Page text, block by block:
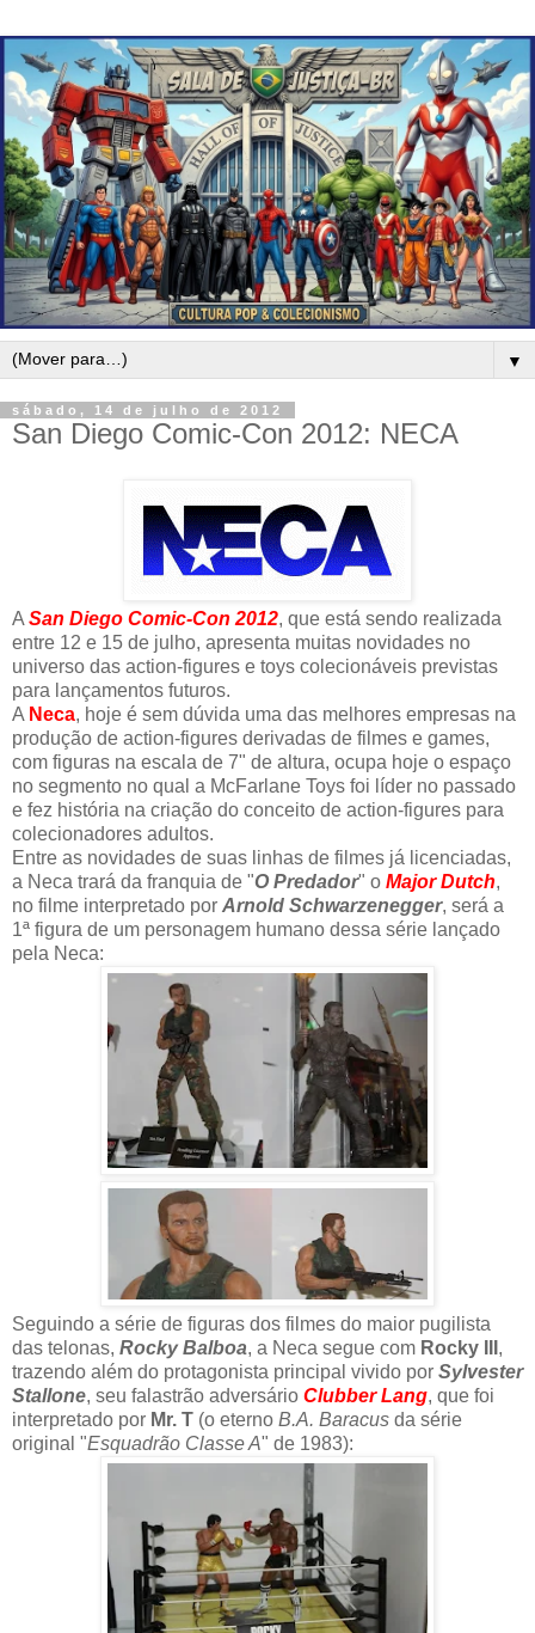
▼
sábado, 14 de julho de 2012
San Diego Comic-Con 2012: NECA
A San Diego Comic-Con 2012, que está sendo realizada
entre 12 e 15 de julho, apresenta muitas novidades no
universo das action-figures e toys colecionáveis previstas
para lançamentos futuros.
A Neca, hoje é sem dúvida uma das melhores empresas na
produção de action-figures derivadas de filmes e games,
com figuras na escala de 7" de altura, ocupa hoje o espaço
no segmento no qual a McFarlane Toys foi líder no passado
e fez história na criação do conceito de action-figures para
colecionadores adultos.
Entre as novidades de suas linhas de filmes já licenciadas,
a Neca trará da franquia de "O Predador" o Major Dutch,
no filme interpretado por Arnold Schwarzenegger, será a
1ª figura de um personagem humano dessa série lançado
pela Neca:
Seguindo a série de figuras dos filmes do maior pugilista
das telonas, Rocky Balboa, a Neca segue com Rocky III ,
trazendo além do protagonista principal vivido por Sylvester
Stallone, seu falastrão adversário Clubber Lang, que foi
interpretado por Mr. T (o eterno B.A. Baracus da série
original "Esquadrão Classe A" de 1983):